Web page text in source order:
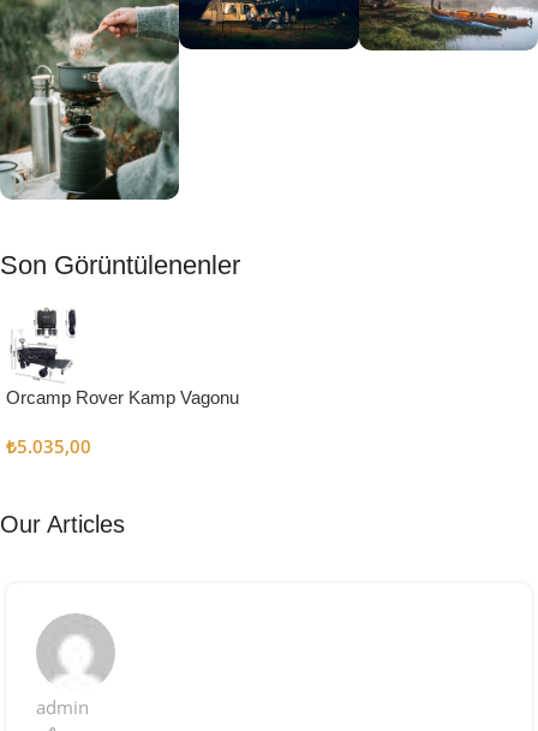
Muftağı
Kampçı
Şefler İçin
Keşfet
Son Görüntülenenler
Orcamp Rover Kamp Vagonu
₺5.035,00
Our Articles
admin